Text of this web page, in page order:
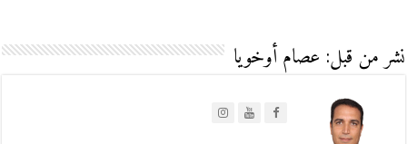
نشر من قبل: عصام أوخويا